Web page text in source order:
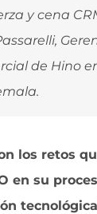
y cena
de Hino
los retos
en su